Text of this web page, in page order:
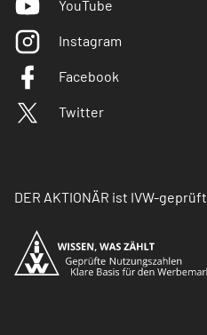
YouTube
Instagram
Facebook
Twitter
DER AKTIONÄR ist IVW-geprüft